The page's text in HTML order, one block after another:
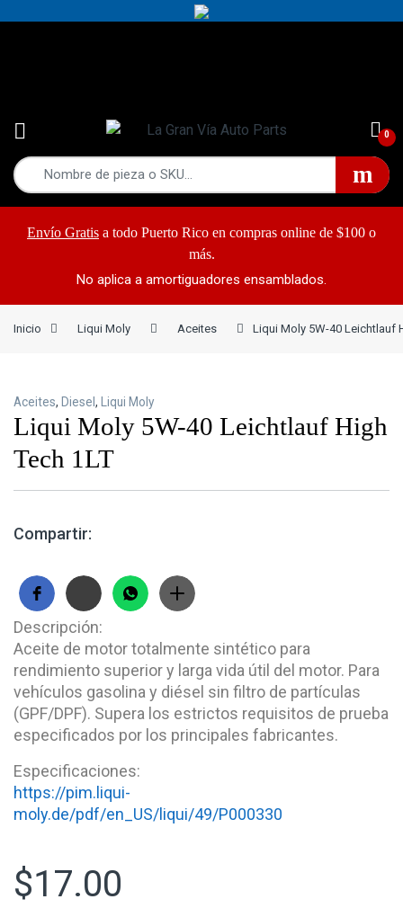
0
Envío Gratis a todo Puerto Rico en compras online de $100 o
más.
No aplica a amortiguadores ensamblados.
Inicio Liqui Moly Aceites Liqui Moly 5W-40 Leichtlauf
Aceites, Diesel , Liqui Moly
Liqui Moly 5W-40 Leichtlauf High
Tech 1LT
Compartir:
Descripción:
Aceite de motor totalmente sintético para
rendimiento superior y larga vida útil del motor. Para
vehículos gasolina y diésel sin filtro de partículas
(GPF/DPF). Supera los estrictos requisitos de prueba
especificados por los principales fabricantes.
Especificaciones:
https://pim.liqui-
moly.de/pdf/en_US/liqui/49/P000330
$17.00